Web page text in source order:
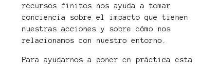
recursos finitos nos ayuda a tomar
conciencia sobre el impacto que tienen
nuestras acciones y sobre cómo nos
relacionamos con nuestro entorno.
Para ayudarnos a poner en práctica esta